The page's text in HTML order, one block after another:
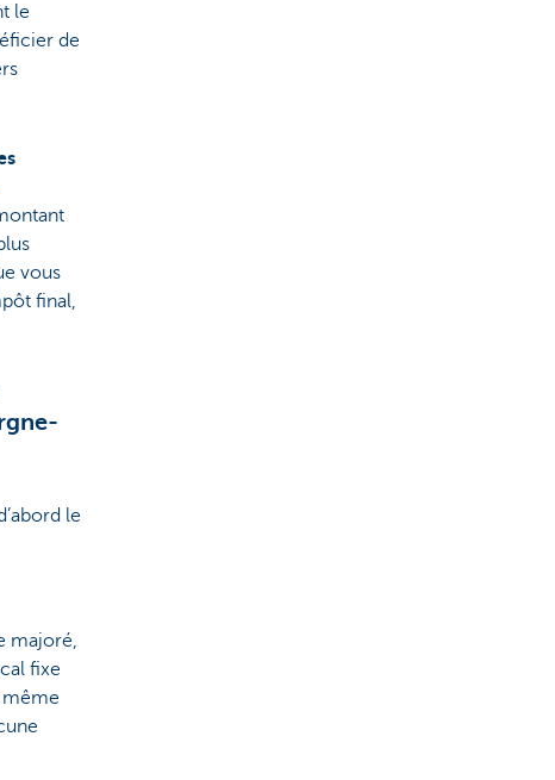
le
de
vous
final,
le
majoré,
fixe
même